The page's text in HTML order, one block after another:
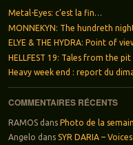
Metal-Eyes: c’est la fin…
MONNEKYN: The hundreth
ELYE & THE HYDRA: Point of
HELLFEST 19: Tales from the
Heavy week end : report du
COMMENTAIRES RÉCENTS
RAMOSdans Photo de la
Angelo dans SYR DARIA – Voices